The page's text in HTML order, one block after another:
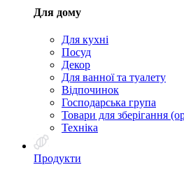
Для дому
Для кухні
Посуд
Декор
Для ванної та туалету
Відпочинок
Господарська група
Товари для зберігання
Техніка
Продукти